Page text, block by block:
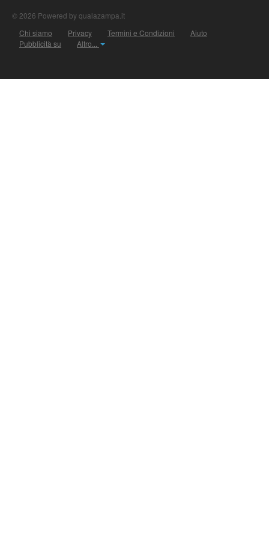
© 2026 Powered by qualazampa.it
Chi siamo
Privacy Termini e Condizioni
Aiuto
Pubblicità su
Altro...